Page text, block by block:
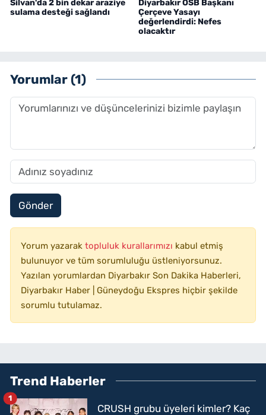
Silvan'da 2 bin dekar araziye
sulama desteği sağlandı
Diyarbakır OSB Başkanı
Çerçeve Yasayı
değerlendirdi: Nefes
olacaktır
Yorumlar (1)
Gönder
Yorum yazarak topluluk kurallarımızı kabul etmiş
bulunuyor ve tüm sorumluluğu üstleniyorsunuz.
Yazılan yorumlardan Diyarbakır Son Dakika Haberleri,
Diyarbakır Haber | Güneydoğu Ekspres hiçbir şekilde
sorumlu tutulamaz.
Trend Haberler
CRUSH grubu üyeleri kimler? Kaç
1